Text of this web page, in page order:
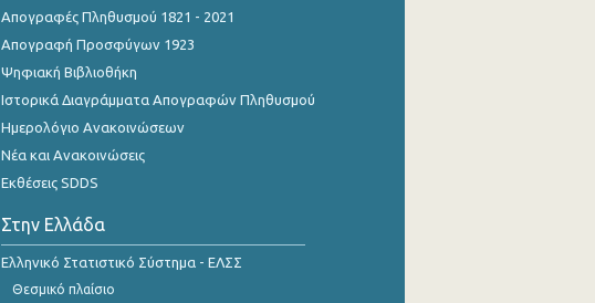
Απογραφές Πληθυσμού 1821 - 2021
Απογραφή Προσφύγων 1923
Ψηφιακή Βιβλιοθήκη
Ιστορικά Διαγράμματα Απογραφών Πληθυσμού
Ημερολόγιο Ανακοινώσεων
Νέα και Ανακοινώσεις
Εκθέσεις SDDS
Στην Ελλάδα
Ελληνικό Στατιστικό Σύστημα - ΕΛΣΣ
Θεσμικό πλαίσιο